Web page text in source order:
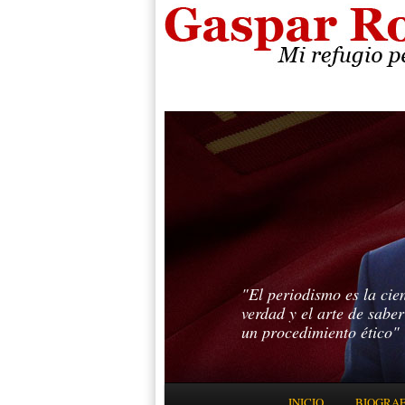
"El periodismo es la
verdad y el arte de
un procedimiento ético"